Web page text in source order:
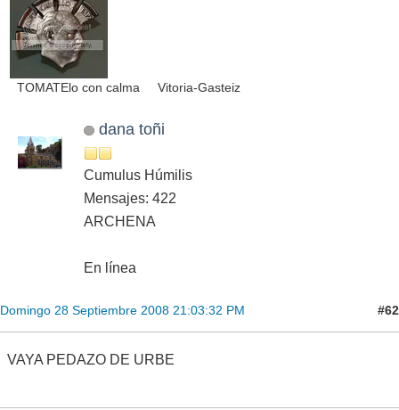
TOMATElo con calma Vitoria-Gasteiz
dana toñi
Cumulus Húmilis
Mensajes: 422
ARCHENA
En línea
Domingo 28 Septiembre 2008 21:03:32 PM #62
VAYA PEDAZO DE URBE